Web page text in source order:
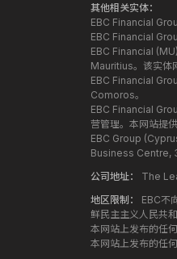
其他相关实体：
EBC Financial
EBC Financial
EBC Financial
Mauritius。该实体
EBC Financial
Comoros。
EBC Financial
营管理。本网站提
EBC Group
Business Centre,
公司地址：
The
地区限制：
EBC不
鲜民主主义人民共
本网站上发布的任
本网站上发布的任